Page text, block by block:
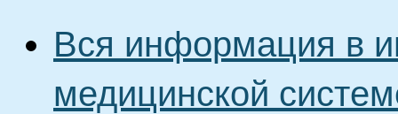
Вся информация в
медицинской